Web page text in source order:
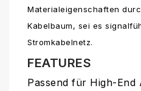
Materialeigenschaften
Kabelbaum, sei es
Stromkabelnetz.
FEATURES
Passend für High-End